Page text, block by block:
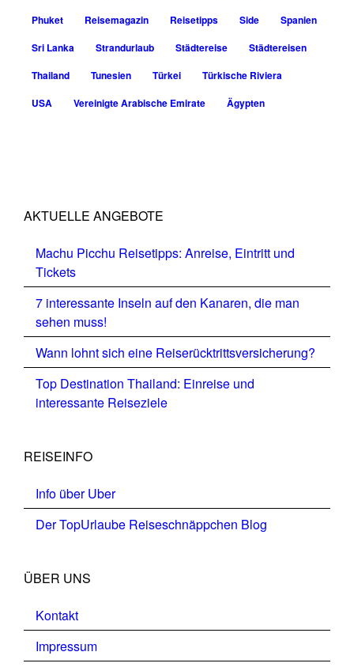
Phuket
Reisemagazin Reisetipps Side
Spanien
Sri Lanka
Strandurlaub Städtereise
Städtereisen
Thailand
Tunesien Türkei
Türkische Riviera
USA
Vereinigte Arabische Emirate Ägypten
AKTUELLE ANGEBOTE
Machu Picchu Reisetipps: Anreise, Eintritt und
Tickets
7 interessante Inseln auf den Kanaren, die man
sehen muss!
Wann lohnt sich eine Reiserücktrittsversicherung?
Top Destination Thailand: Einreise und
interessante Reiseziele
REISEINFO
Info über Uber
Der TopUrlaube Reiseschnäppchen Blog
ÜBER UNS
Kontakt
Impressum